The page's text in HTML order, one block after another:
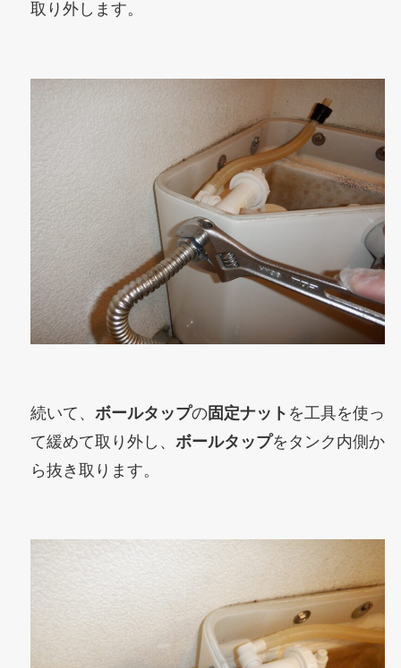
取り外します。
続いて、 ボールタップの固定ナット を工具を使っ
て緩めて取り外し、 ボールタップをタンク内側か
ら抜き取ります。